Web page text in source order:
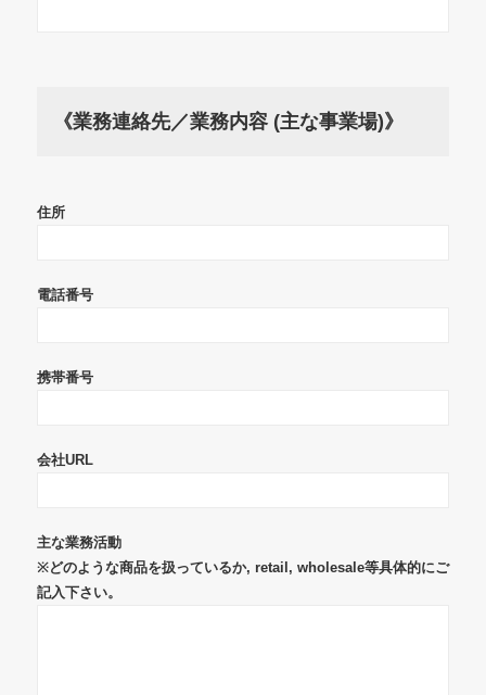
《業務連絡先／業務内容 (主な事業場)》
住所
電話番号
携帯番号
会社URL
主な業務活動
※どのような商品を扱っているか, retail, wholesale等具体的にご
記入下さい。